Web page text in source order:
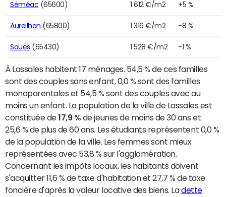
Séméac (65600) 1 612 €/m2 +5 %
Aureilhan (65800) 1 316 €/m2 -8 %
Soues (65430) 1 528 €/m2 -1 %
À Lassales habitent 17 ménages. 54,5 % de ces familles
sont des couples sans enfant, 0,0 % sont des familles
monoparentales et 54,5 % sont des couples avec au
moins un enfant. La population de la ville de Lassales est
constituée de17,9 % de jeunes de moins de 30 ans et
25,6 % de plus de 60 ans. Les étudiants représentent 0,0 %
de la population de la ville. Les femmes sont mieux
représentées avec 53,8 % sur l'agglomération.
Concernant les impôts locaux, les habitants doivent
s'acquitter 11,6 % de taxe d'habitation et 27,7 % de taxe
foncière d'après la valeur locative des biens. Ladette